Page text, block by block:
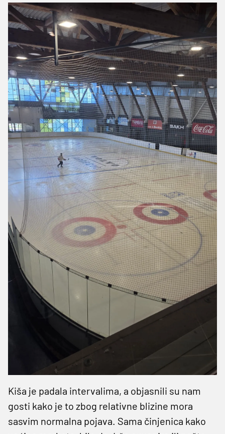
Kiša je padala intervalima, a objasnili su nam
gosti kako je to zbog relativne blizine mora
sasvim normalna pojava. Sama činjenica kako